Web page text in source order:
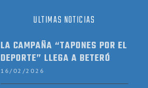
ULTIMAS NOTICIAS
LA CAMPAÑA “TAPONES POR EL
DEPORTE” LLEGA A BETERÓ
16/02/2026